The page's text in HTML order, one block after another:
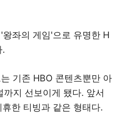
좌의 게임'으로 유명한 H
.
기존 HBO 콘텐츠뿐만 아
지 선보이게 됐다. 앞서
한 티빙과 같은 형태다.